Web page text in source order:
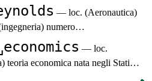
— loc. (Aeronautica)
numero…
— loc.
teoria economica nata negli Stati…